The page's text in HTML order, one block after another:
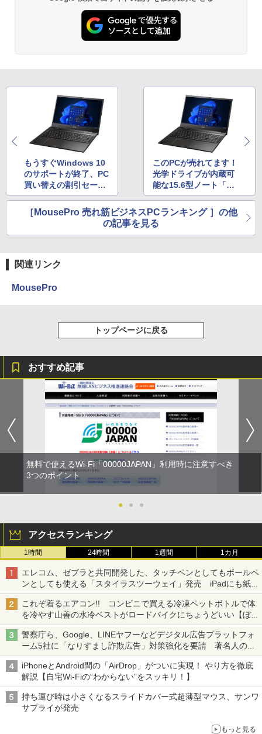
もうすぐWindows 10
のサポートが終了、PC
買い替えの割引セール
も実施中。ビジネス向
けノートPCの人気製品
はコレ！
このPCが売れてます！
光学ドライブが内蔵可
能な15.6型ノート「M
ousePro Lシリー
ズ」、Core i5搭載モ
デルが134,860円
［MousePro 売れ筋ビジネスPCランキング ］の他
の記事を見る
関連リンク
MousePro
トップページに戻る
おすすめ記事
無料で使えるWi-Fi「00000JAPAN」利用時に注意すべき
3つのポイント
● ● ●
アクセスランキング
1時間 24時間 1週間 1カ月
エレコム、ゼブラと共同開発した、タッチペンとしてもボールペ
ンとしても使える「スタイラスツーウェイ」発売 iPadにも紙に
も、持ち替えずに書き込める
これぞ着るエアコン!! コンビニで買える冷凍ペットボトルで体
を冷やす山善の水冷ベストがロードバイクにちょうどいい【ぼっ
ち・ざ・ろーど！その14】【空いた時間でなにしてる？】
警察庁ら、Google、LINEヤフーなどデジタル広告プラットフォ
ーム5社に「なりすまし詐欺広告」対策強化を要請 著名人の写
真や映像を使った投資詐欺などへの対策として
iPhoneとAndroid間の「AirDrop」がついに実現！ やり方を徹底
解説【自宅Wi-Fiの“わからない”をスッキリ！】
持ち運び時は小さくなるスライドカバー式超薄型マウス、サンワ
サプライが発売
もっと見る